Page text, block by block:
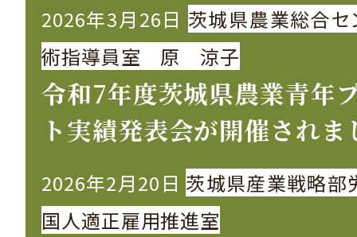
り2026年3月26日 茨城県農業総合セ
術指導員室 原 涼子
令和7年度茨城県農業青年
ト実績発表会が開催されま
2026年2月20日 茨城県産業戦略部
国人適正雇用推進室